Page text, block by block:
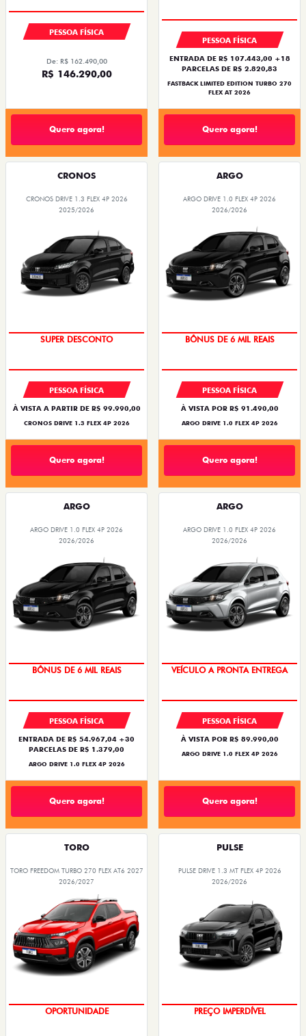
PESSOA FÍSICA
De: R$ 162.490,00
R$ 146.290,00
Quero agora!
PESSOA FÍSICA
ENTRADA DE R$ 107.443,00 +18
PARCELAS DE R$ 2.820,83
FASTBACK LIMITED EDITION TURBO 270
FLEX AT 2026
Quero agora!
CRONOS
CRONOS DRIVE 1.3 FLEX 4P 2026
2025/2026
BÔNUS DE ATÉ R$ 14 MIL
PESSOA FÍSICA
À VISTA A PARTIR DE R$ 99.990,00
CRONOS DRIVE 1.3 FLEX 4P 2026
Quero agora!
ARGO
ARGO DRIVE 1.0 FLEX 4P 2026
2026/2026
TAXA ZERO
PESSOA FÍSICA
À VISTA POR R$ 91.490,00
ARGO DRIVE 1.0 FLEX 4P 2026
Quero agora!
ARGO
ARGO DRIVE 1.0 FLEX 4P 2026
2026/2026
TAXA ZERO
PESSOA FÍSICA
ENTRADA DE R$ 54.967,04 +30
PARCELAS DE R$ 1.379,00
ARGO DRIVE 1.0 FLEX 4P 2026
Quero agora!
ARGO
ARGO DRIVE 1.0 FLEX 4P 2026
2026/2026
TAXA ZERO
PESSOA FÍSICA
À VISTA POR R$ 89.990,00
ARGO DRIVE 1.0 FLEX 4P 2026
Quero agora!
TORO
TORO FREEDOM TURBO 270 FLEX AT6 2027
2026/2027
SUPERVALORIZAÇÃO DO USADO
PULSE
PULSE DRIVE 1.3 MT FLEX 4P 2026
2026/2026
OPORTUNIDADE